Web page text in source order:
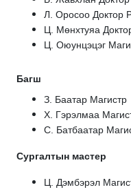
Л. Оросоо Доктор
Ц. Мөнхтуяа
Ц. Оюунцэцэг
Багш
З. Баатар Магистр
Х. Гэрэлмаа
С. Батбаатар
Сургалтын мастер
Ц. Дэмбэрэл